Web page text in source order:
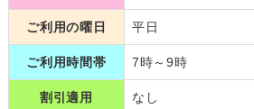
ご利用の曜日 平日
ご利用時間帯 7時～9時
割引適用 なし